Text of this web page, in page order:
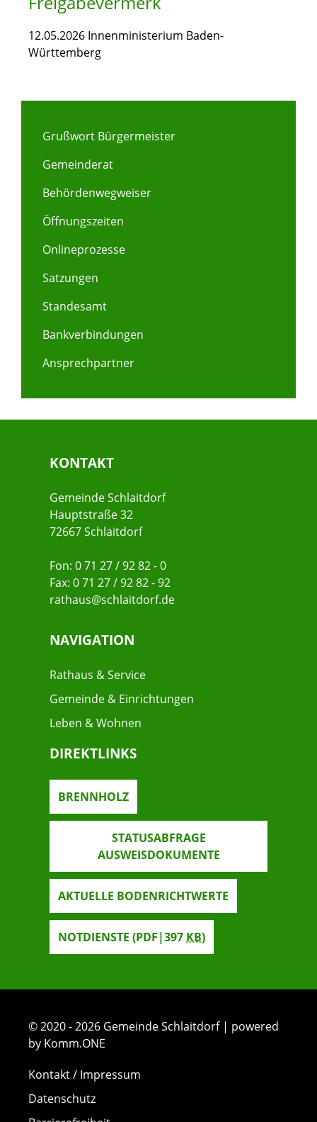
12.05.2026 Innenministerium Baden-
Württemberg
Grußwort Bürgermeister
Gemeinderat
Behördenwegweiser
Öffnungszeiten
Onlineprozesse
Satzungen
Standesamt
Bankverbindungen
Ansprechpartner
KONTAKT
Gemeinde Schlaitdorf
Hauptstraße 32
72667 Schlaitdorf
Fon: 0 71 27 / 92 82 - 0
Fax: 0 71 27 / 92 82 - 92
rathaus@schlaitdorf.de
NAVIGATION
Rathaus & Service
Gemeinde & Einrichtungen
Leben & Wohnen
DIREKTLINKS
BRENNHOLZ
STATUSABFRAGE
AUSWEISDOKUMENTE
AKTUELLE BODENRICHTWERTE
NOTDIENSTE (PDF|397KB)
© 2020 - 2026 Gemeinde Schlaitdorf | powered
by Komm.ONE
Kontakt / Impressum
Datenschutz